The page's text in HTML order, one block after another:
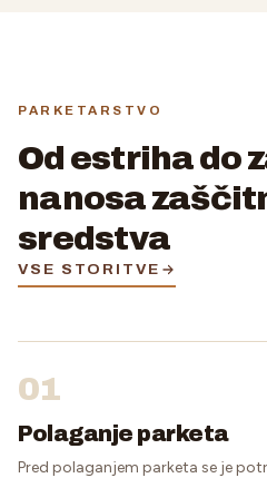
PARKETARSTVO
Od estriha do
nanosa
sredstva
VSE STORITVE
01
Polaganje parketa
Pred polaganjem parketa se je